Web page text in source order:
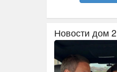
Новости дом 2